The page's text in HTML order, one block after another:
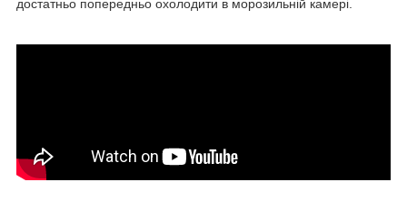
достатньо попередньо охолодити в морозильній камері.